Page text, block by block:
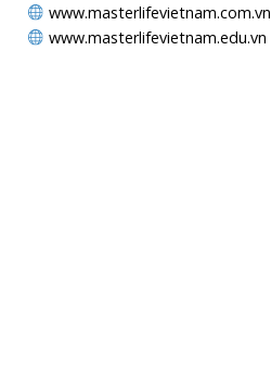
www.masterlifevietnam.com.vn
www.masterlifevietnam.edu.vn